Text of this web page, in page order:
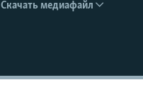
EMBED
Скачать медиафайл